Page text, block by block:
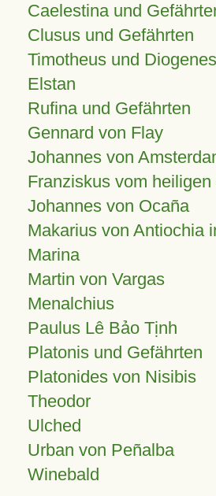
Caelestina und
Clusus und Gefährten
Timotheus und Diogenes
Elstan
Rufina und Gefährten
Gennard von Flay
Johannes von
Franziskus vom heiligen
Johannes von Ocaña
Makarius von Antiochia
Marina
Martin von Vargas
Menalchius
Paulus Lê Bảo Tịnh
Platonis und Gefährten
Platonides von Nisibis
Theodor
Ulched
Urban von Peñalba
Winebald